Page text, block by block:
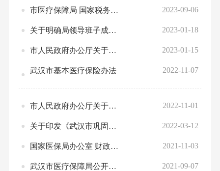
市医疗保障局 国家税务总局武汉市税务局关于2024年度城乡居民基本医疗保险参保缴费的通告 2023-09-06
关于明确局领导班子成员工作分工的通知 2023-01-18
市人民政府办公厅关于印发武汉市职工基本医疗保险门诊共济保障实施细则的通知 2023-01-15
武汉市基本医疗保险办法 2022-11-07
市人民政府办公厅关于印发武汉市职工基本医疗保险（生育保险）市级统筹实施方案的通知 2022-11-01
关于印发《武汉市巩固拓展医疗保障脱贫攻坚成果有效衔接乡村振兴战略实施方案》的通知 2022-03-12
国家医保局办公室 财政部办公厅关于印发《基本医疗保险关系转移接续暂行办法》的通知 2021-11-03
武汉市医疗保障局公开征集受理群众身边“三假”有关的腐败和作风问题线索的公告 2021-09-07